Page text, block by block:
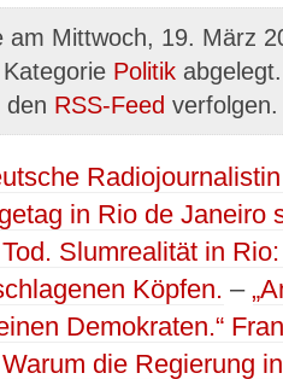
am Mittwoch, 19. März
Politik
den RSS-Feed verfolgen.
in Rio de Janeiro
Slumrealität in
Köpfen. –
Demokraten.“
Warum die Regierung